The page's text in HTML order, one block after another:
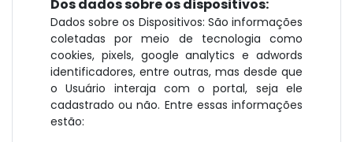
Dos dados sobre os dispositivos:
Dados sobre os Dispositivos: São informações
coletadas por meio de tecnologia como
cookies, pixels, google analytics e adwords
identificadores, entre outras, mas desde que
o Usuário interaja com o portal, seja ele
cadastrado ou não. Entre essas informações
estão: